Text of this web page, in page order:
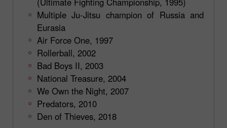
Multiple Ju-Jitsu champion of Russia and
Eurasia
Air Force One, 1997
Rollerball, 2002
Bad Boys II, 2003
National Treasure, 2004
We Own the Night, 2007
Predators, 2010
Den of Thieves, 2018